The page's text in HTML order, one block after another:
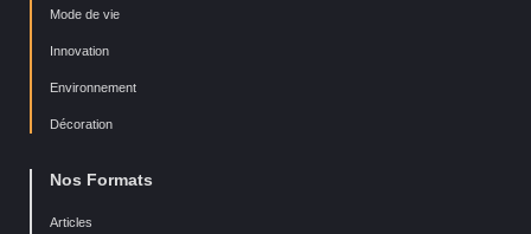
Mode de vie
Innovation
Environnement
Décoration
Nos Formats
Articles